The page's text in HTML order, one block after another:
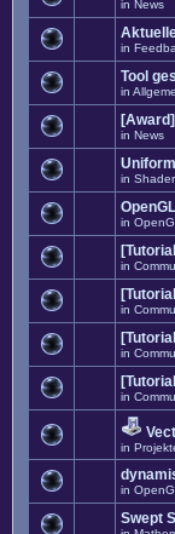
in News
in
Tool
in
in News
in Shader
in
in
in
in
in
in
in
Swept